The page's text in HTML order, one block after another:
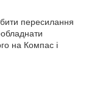
пересилання
на Компас і